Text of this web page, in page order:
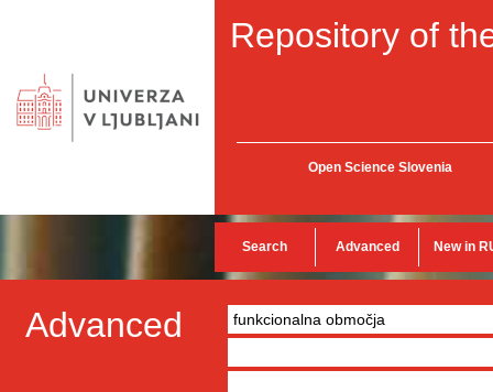
Repository of
Open Science Slovenia
Search Advanced New in
Advanced